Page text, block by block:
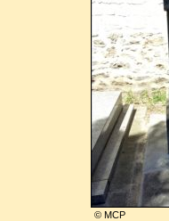
© MCP